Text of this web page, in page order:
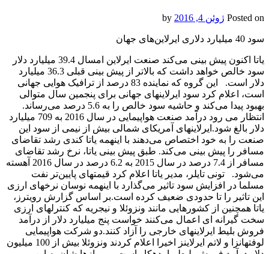
Posted on ژوئن 4, 2016
سود 40 میلیارد دلاری ایرلاین‌های جهان
یاتا اکنون پیش بینی می‌کند صنعت ایرلاین امسال 39.4 میلیارد دلار
سود خالص خواهد داشت که بالاتر از پیش بینی قبلی 36.3 میلیارد
دلار است. این گروه که نماینده 83 درصد از ترافیک هوایی جهانی
است، اعلام کرد سود ایرلاینهای جهانی برای پنجمین سال متوالی
بهبود پیدا می‌کند و حاشیه سود خالص را به 5.6 درصد می‌رساند.
انتظار می رود درآمد صنعت هواپیمایی در سال 2016 به 709 میلیارد
دلار بالغ شود.ایرلاینهای آمریکای شمالی بیش از نیمی از سود این
صنعت را به خود اختصاص می‌دهند با اینهمه یاتا کندی رشد تقاضای
مسافر را پیش بینی می‌کند. طبق پیش بینی یاتا، نرخ رشد تقاضای
مسافر از 7.4 درصد در سال 2015 به 6.2 درصد در سال 2016 آهسته
می‌شود. تونی تایلر، مدیر یاتا اعلام کرد قیمتهای پایین‌تر نفت
مسلما در افزایش سود تاثیر می‌گذارد با اینهمه نوسان نرخهای ارزی
این تاثیر را تا حدودی ضعیف کرده است.بر اساس گزارش رویترز،
یاتا همچنین از کشورهایی مانند ونزوئلا و نیجریه که کنترلهای ارزی
سخت گیرانه ای اعمال می‌کنند خواست پنج میلیارد دلار از درآمد
فروش بلیط ایرلاینهای خارجی را آزاد کنند.دو شرکت هواپیمایی
لوفتهانزا و لاتم ایرلاینز اخیرا اعلام کردند ونزوئلا بیش از 100 میلیون